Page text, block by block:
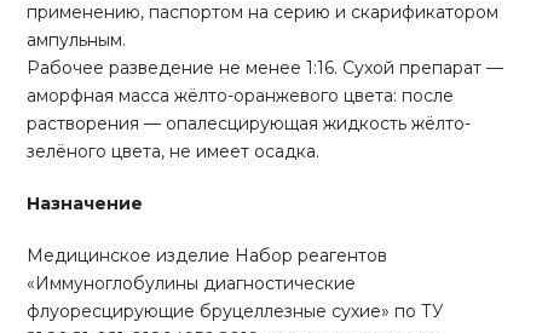
применению, паспортом на серию и скарификатором
ампульным.
Рабочее разведение не менее 1:16. Сухой препарат —
аморфная масса жёлто-оранжевого цвета: после
растворения — опалесцирующая жидкость жёлто-
зелёного цвета, не имеет осадка.
Назначение
Медицинское изделие Набор реагентов
«Иммуноглобулины диагностические
флуоресцирующие бруцеллезные сухие» по ТУ